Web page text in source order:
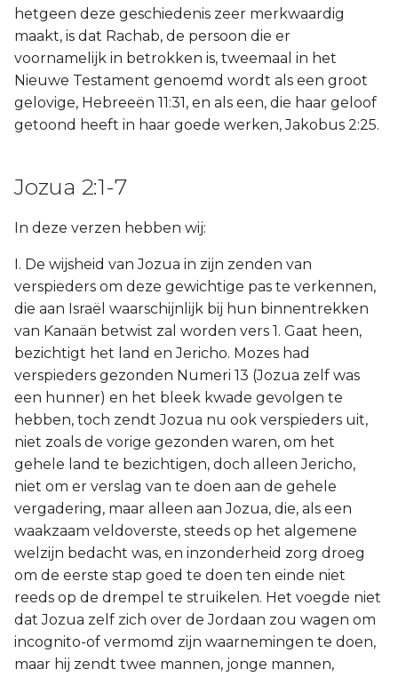
hetgeen deze geschiedenis zeer merkwaardig
maakt, is dat Rachab, de persoon die er
voornamelijk in betrokken is, tweemaal in het
Nieuwe Testament genoemd wordt als een groot
gelovige, Hebreeën 11:31, en als een, die haar geloof
getoond heeft in haar goede werken, Jakobus 2:25.
Jozua 2:1-7
In deze verzen hebben wij:
I. De wijsheid van Jozua in zijn zenden van
verspieders om deze gewichtige pas te verkennen,
die aan Israël waarschijnlijk bij hun binnentrekken
van Kanaän betwist zal worden vers 1. Gaat heen,
bezichtigt het land en Jericho. Mozes had
verspieders gezonden Numeri 13 (Jozua zelf was
een hunner) en het bleek kwade gevolgen te
hebben, toch zendt Jozua nu ook verspieders uit,
niet zoals de vorige gezonden waren, om het
gehele land te bezichtigen, doch alleen Jericho,
niet om er verslag van te doen aan de gehele
vergadering, maar alleen aan Jozua, die, als een
waakzaam veldoverste, steeds op het algemene
welzijn bedacht was, en inzonderheid zorg droeg
om de eerste stap goed te doen ten einde niet
reeds op de drempel te struikelen. Het voegde niet
dat Jozua zelf zich over de Jordaan zou wagen om
incognito-of vermomd zijn waarnemingen te doen,
maar hij zendt twee mannen, jonge mannen,